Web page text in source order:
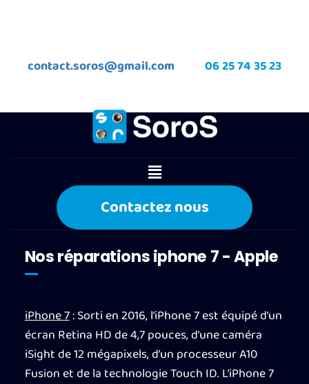
contact.soros@gmail.com 06 25 74 35 23
Contactez nous
Nos réparations iphone 7 - Apple
iPhone 7: Sorti en 2016, l’iPhone 7 est équipé d’un
écran Retina HD de 4,7 pouces, d’une caméra
iSight de 12 mégapixels, d’un processeur A10
Fusion et de la technologie Touch ID. L’iPhone 7